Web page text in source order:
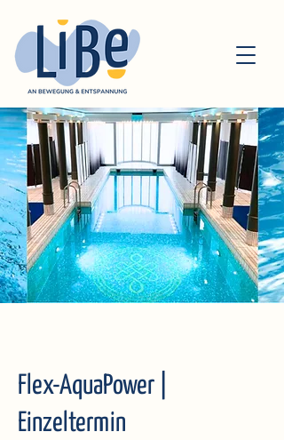
Flex-AquaPower |
Einzeltermin